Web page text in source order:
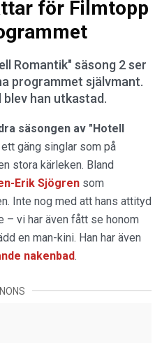
för Filmtopp
Romantik" säsong 2 ser
programmet självmant.
han utkastad.
säsongen av "Hotell
ett gäng singlar som på
stora kärleken. Bland
Erik Sjögren som
Inte nog med att hans attityd
– vi har även fått se honom
en man-kini. Han har även
nakenbad.